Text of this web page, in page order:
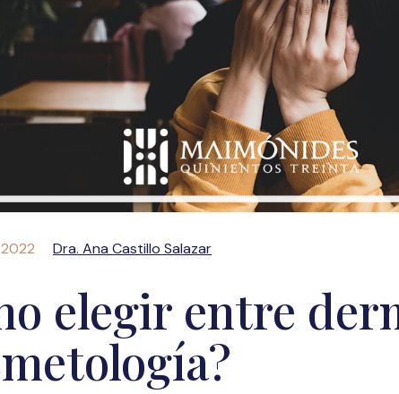
Dra. Ana Castillo Salazar
elegir entre